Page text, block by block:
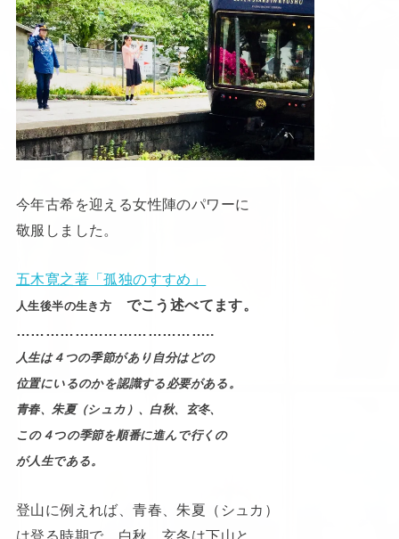
今年古希を迎える女性陣のパワーに
敬服しました。
五木寛之著「孤独のすすめ」
人生後半の生き方
でこう述べてます。
…………………………………..
人生は４つの季節があり自分はどの
位置にいるのかを認識する必要がある。
青春、朱夏（シュカ）、白秋、玄冬、
この４つの季節を順番に進んで行くの
が人生である。
登山に例えれば、青春、朱夏（シュカ）
は登る時期で、 白秋、玄冬は下山と